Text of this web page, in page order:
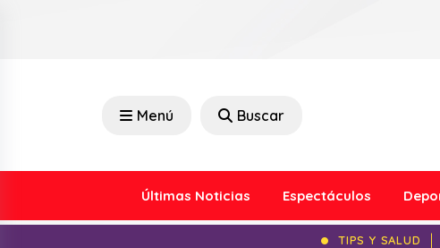
Menú Buscar
Últimas Noticias Espectáculos
TIPS Y SALUD